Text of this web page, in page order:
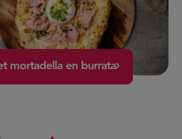
mortadella en burrata